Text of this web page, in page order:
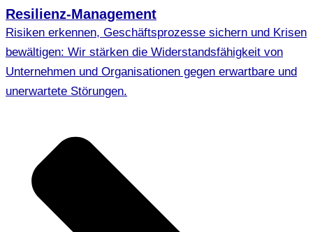
Resilienz-Management
Risiken erkennen, Geschäftsprozesse sichern und Krisen
bewältigen: Wir stärken die Widerstandsfähigkeit von
Unternehmen und Organisationen gegen erwartbare und
unerwartete Störungen.